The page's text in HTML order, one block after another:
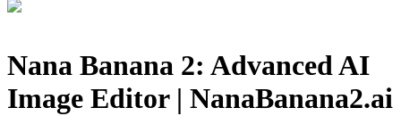
Nana Banana 2: Advanced AI
Image Editor | NanaBanana2.ai